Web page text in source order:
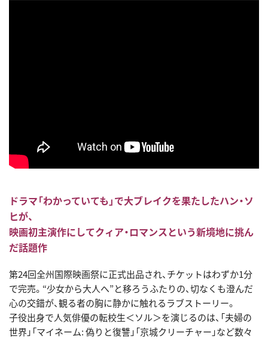
ドラマ「わかっていても」で大ブレイクを果たしたハン・ソ
ヒが、
映画初主演作にしてクィア・ロマンスという新境地に挑ん
だ話題作
第24回全州国際映画祭に正式出品され、チケットはわずか1分
で完売。“少女から大人へ”と移ろうふたりの、切なくも澄んだ
心の交錯が、観る者の胸に静かに触れるラブストーリー。
子役出身で人気俳優の転校生＜ソル＞を演じるのは、「夫婦の
世界」「マイネーム: 偽りと復讐」「京城クリーチャー」など数々